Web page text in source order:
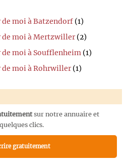
de moi à Batzendorf (1)
de moi à Mertzwiller (2)
de moi à Soufflenheim (1)
de moi à Rohrwiller (1)
sur notre annuaire et
clics.
gratuitement